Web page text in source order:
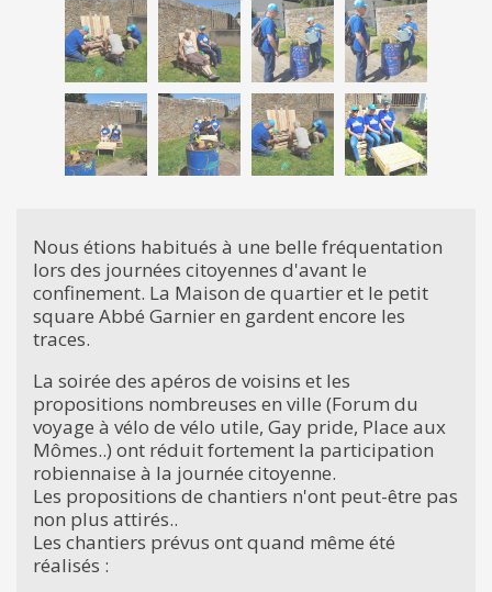
Nous étions habitués à une belle fréquentation
lors des journées citoyennes d'avant le
confinement. La Maison de quartier et le petit
square Abbé Garnier en gardent encore les
traces.
La soirée des apéros de voisins et les
propositions nombreuses en ville (Forum du
voyage à vélo de vélo utile, Gay pride, Place aux
Mômes..) ont réduit fortement la participation
robiennaise à la journée citoyenne.
Les propositions de chantiers n'ont peut-être pas
non plus attirés..
Les chantiers prévus ont quand même été
réalisés :